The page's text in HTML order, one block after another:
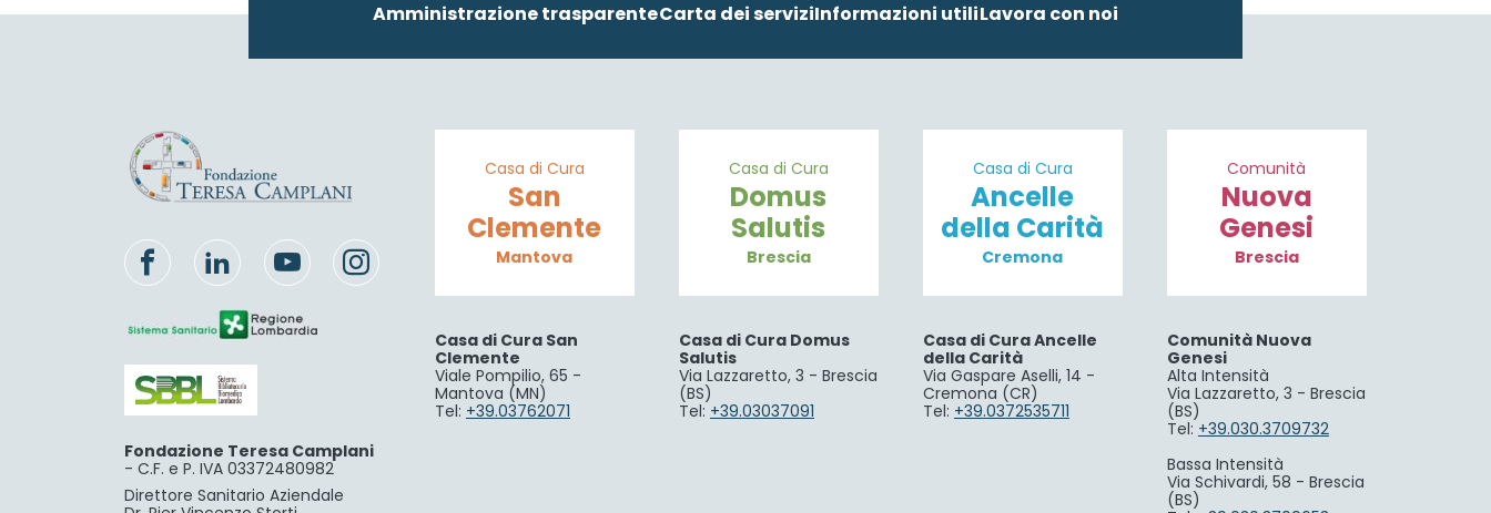
Amministrazione trasparenteCarta dei serviziInformazioni utiliLavora con noi
Fondazione Teresa Camplani
- C.F. e P. IVA 03372480982
Direttore Sanitario Aziendale
Casa di Cura
San
Clemente
Mantova
Casa di Cura San
Clemente
Viale Pompilio, 65 -
Mantova (MN)
Tel: +39.03762071
Casa di Cura
Domus
Salutis
Brescia
Casa di Cura Domus
Salutis
Via Lazzaretto, 3 - Brescia
(BS)
Tel: +39.03037091
Casa di Cura
Ancelle
della Carità
Cremona
Casa di Cura Ancelle
della Carità
Via Gaspare Aselli, 14 -
Cremona (CR)
Tel: +39.0372535711
Comunità
Nuova
Genesi
Brescia
Comunità Nuova
Genesi
Alta Intensità
Via Lazzaretto, 3 - Brescia
(BS)
Tel: +39.030.3709732
Bassa Intensità
Via Schivardi, 58 - Brescia
(BS)